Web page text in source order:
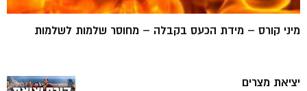
מיני קורס – מידת הכעס בקבלה – מחוסר שלמות לשלמות
יציאת מצרים